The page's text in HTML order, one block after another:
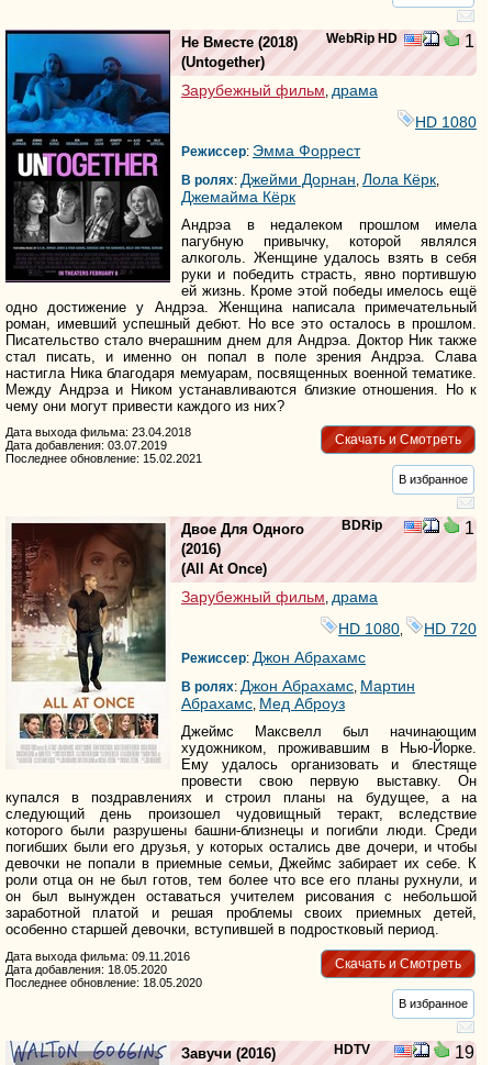
WebRip HD 1
Не Вместе (2018)
(Untogether)
Зарубежный фильм драма
HD 1080
Режиссер: Эмма Форрест
В ролях: Джейми Дорнан Лола Кёрк
Джемайма Кёрк
Андрэа в недалеком прошлом имела
пагубную привычку, которой являлся
алкоголь. Женщине удалось взять в себя
руки и победить страсть, явно портившую
ей жизнь. Кроме этой победы имелось ещё
одно достижение у Андрэа. Женщина написала примечательный
роман, имевший успешный дебют. Но все это осталось в прошлом.
Писательство стало вчерашним днем для Андрэа. Доктор Ник также
стал писать, и именно он попал в поле зрения Андрэа. Слава
настигла Ника благодаря мемуарам, посвященных военной тематике.
Между Андрэа и Ником устанавливаются близкие отношения. Но к
чему они могут привести каждого из них?
Скачать и Смотреть
Дата выхода фильма: 23.04.2018
Дата добавления: 03.07.2019
Последнее обновление: 15.02.2021
В избранное
BDRip 1
Двое Для Одного
(2016)
(All At Once)
Зарубежный фильм, драма
HD 1080, HD 720
Режиссер: Джон Абрахамс
В ролях: Джон Абрахамс, Мартин
Абрахамс, Мед Аброуз
Джеймс Максвелл был начинающим
художником, проживавшим в Нью-Йорке.
Ему удалось организовать и блестяще
провести свою первую выставку. Он
купался в поздравлениях и строил планы на будущее, а на
следующий день произошел чудовищный теракт, вследствие
которого были разрушены башни-близнецы и погибли люди. Среди
погибших были его друзья, у которых остались две дочери, и чтобы
девочки не попали в приемные семьи, Джеймс забирает их себе. К
роли отца он не был готов, тем более что все его планы рухнули, и
он был вынужден оставаться учителем рисования с небольшой
заработной платой и решая проблемы своих приемных детей,
особенно старшей девочки, вступившей в подростковый период.
Скачать и Смотреть
Дата выхода фильма: 09.11.2016
Дата добавления: 18.05.2020
Последнее обновление: 18.05.2020
В избранное
HDTV 19
Завучи (2016)